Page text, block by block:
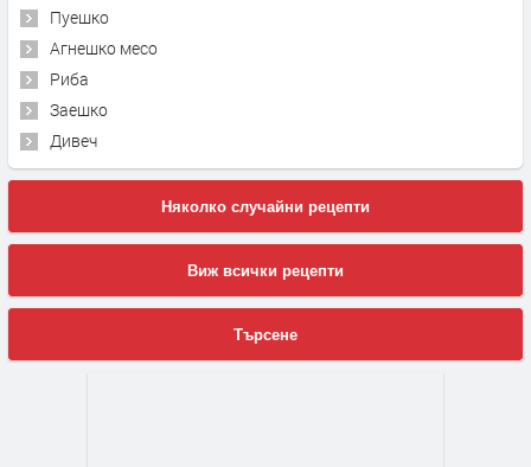
Пуешко
Агнешко месо
Риба
Заешко
Дивеч
Няколко случайни рецепти
Виж всички рецепти
Търсене